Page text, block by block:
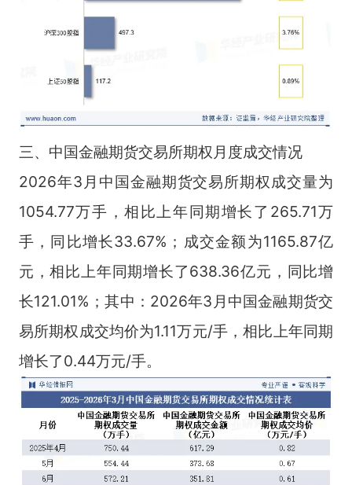
三、中国金融期货交易所期权月度成交情况
2026年3月中国金融期货交易所期权成交量为
1054.77万手，相比上年同期增长了265.71万
手，同比增长33.67%；成交金额为1165.87亿
元，相比上年同期增长了638.36亿元，同比增
长121.01%；其中：2026年3月中国金融期货交
易所期权成交均价为1.11万元/手，相比上年同期
增长了0.44万元/手。